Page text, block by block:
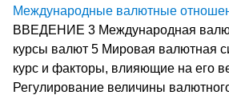
Международные валютные
ВВЕДЕНИЕ 3 Международная
курсы валют 5 Мировая валютная
курс и факторы, влияющие на его
Регулирование величины